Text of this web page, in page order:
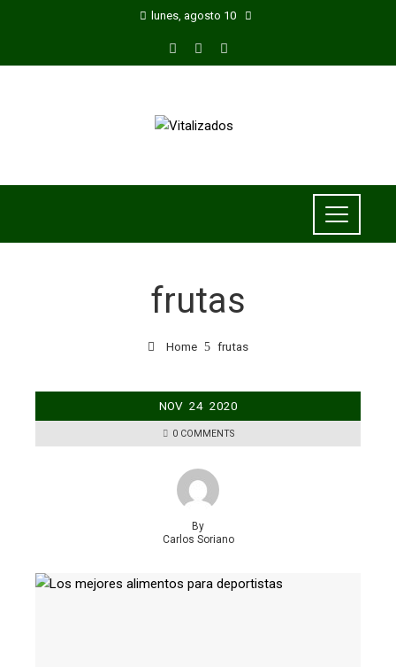
lunes, agosto 10
frutas
Home frutas
NOV 24 2020
0 COMMENTS
By
Carlos Soriano